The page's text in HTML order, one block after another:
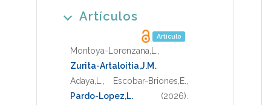
Artículos
Artículo
Montoya-Lorenzana,L.
Zurita-Artaloitia,J.M.
Adaya,L.
Escobar-Briones,E.
Pardo-Lopez,L.
(2026)